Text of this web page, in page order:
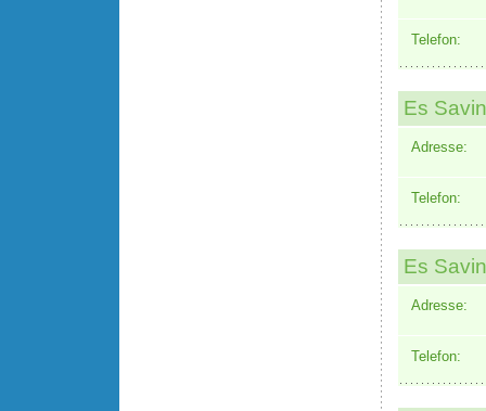
Telefon:
Es
Adresse:
Telefon:
Es
Adresse:
Telefon: